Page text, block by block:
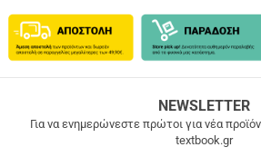
ΜΕΤΑΦΟΡΙΚΑ
NEWSLETTER
Για να ενημερώνεστε πρώτοι για νέα
textbook.gr